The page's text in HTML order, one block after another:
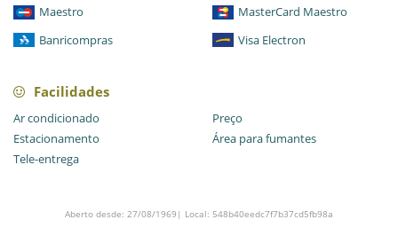
Maestro
MasterCard Maestro
Banricompras
Visa Electron
Facilidades
Ar condicionado
Preço
Estacionamento
Área para fumantes
Tele-entrega
Aberto desde: 27/08/1969| Local: 548b40eedc7f7b37cd5fb98a